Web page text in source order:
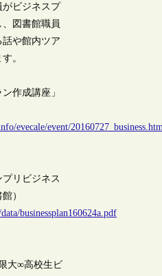
がビジネスプ
図書館職員
や館内ツア
。
作成講座」
evecale/event/
リビジネス
）
businessplan160624a.pdf
大∞高校生ビ